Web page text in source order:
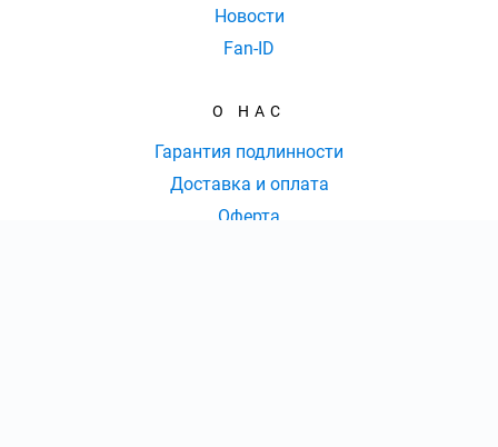
Новости
Fan-ID
О НАС
Гарантия подлинности
Доставка и оплата
Оферта